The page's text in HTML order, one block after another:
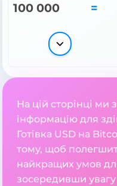
100 000 =
На цій сторінці ми
інформацію для
Готівка USD на
тому, щоб
найкращих умов
зосередивши